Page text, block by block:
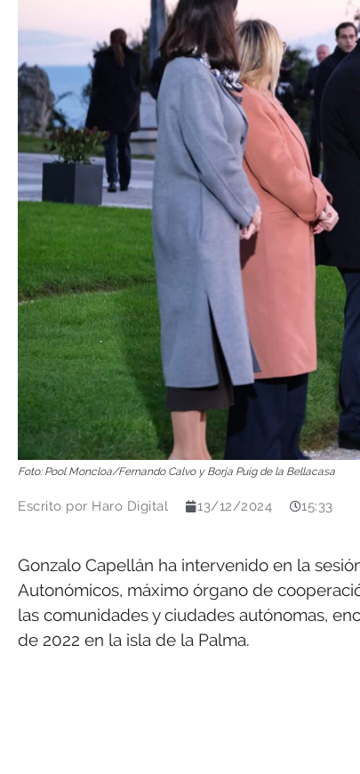
Foto: Pool Moncloa/Fernando Calvo y Borja Puig de la Bellacasa
Escrito por Haro Digital 13/12/2024 15:33
Gonzalo Capellán ha intervenido en la
Autonómicos, máximo órgano de
las comunidades y ciudades autónomas,
de 2022 en la isla de la Palma.